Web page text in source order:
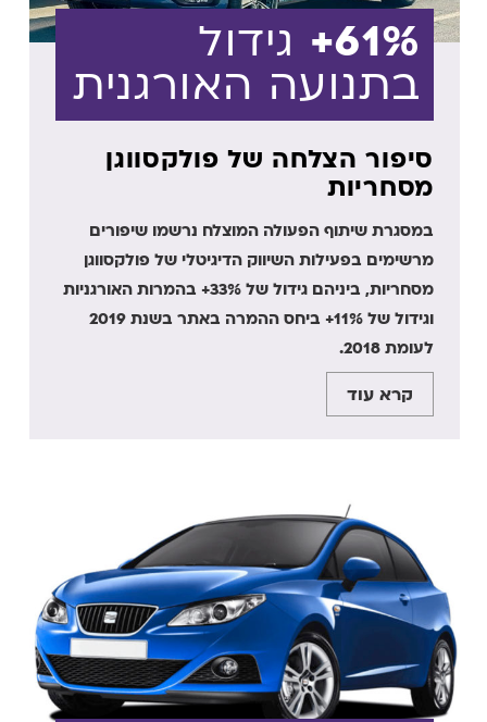
61%+ גידול
בתנועה האורגנית
סיפור הצלחה של פולקסווגן
מסחריות
במסגרת שיתוף הפעולה המוצלח נרשמו שיפורים
מרשימים בפעילות השיווק הדיגיטלי של פולקסווגן
מסחריות, ביניהם גידול של 33%+ בהמרות האורגניות
וגידול של 11%+ ביחס ההמרה באתר בשנת 2019
לעומת 2018.
קרא עוד